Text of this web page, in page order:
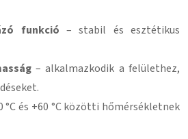
funkció – stabil és esztétikus
– alkalmazkodik a felülethez,
°C és +60 °C közötti hőmérsékletnek